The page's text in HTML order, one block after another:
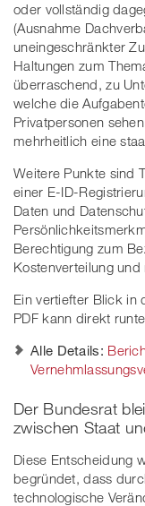
oder vollständig
(Ausnahme
uneingeschränkter
Haltungen zum
überraschend, zu
welche die
Privatpersonen
mehrheitlich eine
Weitere Punkte sind
einer E-ID-
Daten und
Berechtigung zum
Kostenverteilung und
Ein vertiefter Blick in
PDF kann direkt
Alle Details:
Der Bundesrat
zwischen Staat
Diese Entscheidung
begründet, dass
technologische